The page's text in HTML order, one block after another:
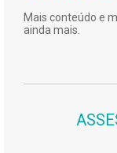
Mais conteúdo e
ainda mais.